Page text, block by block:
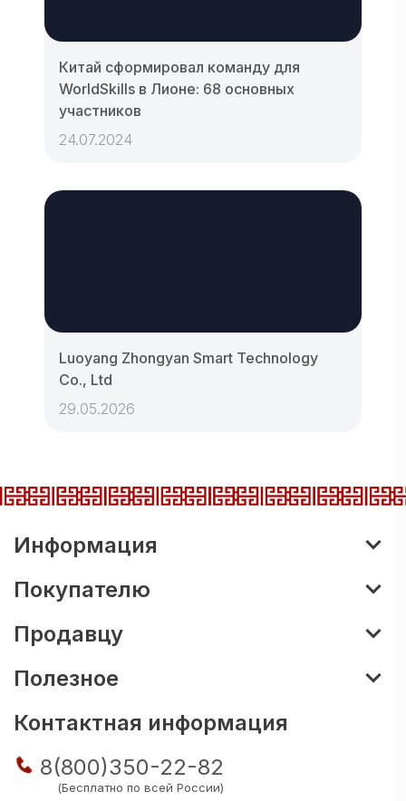
Китай сформировал команду для
WorldSkills в Лионе: 68 основных
участников
24.07.2024
Luoyang Zhongyan Smart Technology
Co., Ltd
29.05.2026
Информация
Покупателю
Продавцу
Полезное
Контактная информация
8(800)350-22-82
(Бесплатно по всей России)